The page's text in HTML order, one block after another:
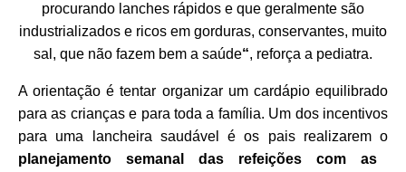
procurando lanches rápidos e que geralmente são
industrializados e ricos em gorduras, conservantes, muito
sal, que não fazem bem a saúde“, reforça a pediatra.
A orientação é tentar organizar um cardápio equilibrado
para as crianças e para toda a família. Um dos incentivos
para uma lancheira saudável é os pais realizarem o
planejamento semanal das refeições com as